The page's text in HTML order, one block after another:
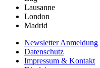
Lausanne
London
Madrid
Newsletter Anmeldung
Datenschutz
Impressum & Kontakt